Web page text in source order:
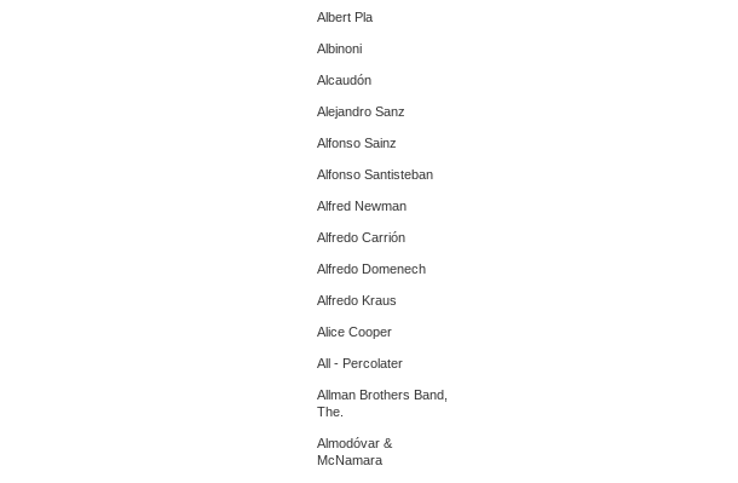
Albert Pla
Albinoni
Alcaudón
Alejandro Sanz
Alfonso Sainz
Alfonso Santisteban
Alfred Newman
Alfredo Carrión
Alfredo Domenech
Alfredo Kraus
Alice Cooper
All - Percolater
Allman Brothers Band,
The.
Almodóvar &
McNamara